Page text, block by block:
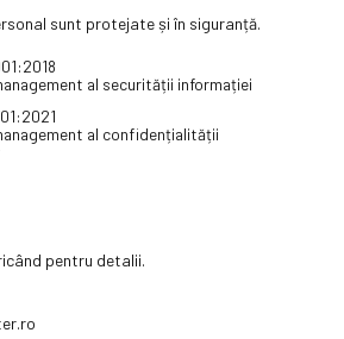
sunt protejate și în siguranță.
al securității informației
al confidențialității
pentru detalii.